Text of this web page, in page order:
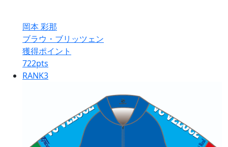
岡本 彩那
ブラウ・ブリッツェン
獲得ポイント
722pts
RANK3